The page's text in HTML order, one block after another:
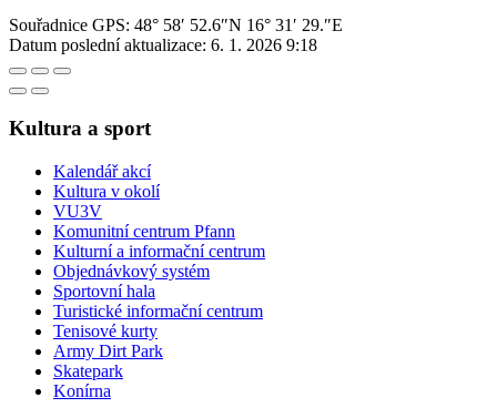
Souřadnice GPS: 48° 58′ 52.6″N 16° 31′ 29.″E
Datum poslední aktualizace: 6. 1. 2026 9:18
Kultura a sport
Kalendář akcí
Kultura v okolí
VU3V
Komunitní centrum Pfann
Kulturní a informační centrum
Objednávkový systém
Sportovní hala
Turistické informační centrum
Tenisové kurty
Army Dirt Park
Skatepark
Konírna